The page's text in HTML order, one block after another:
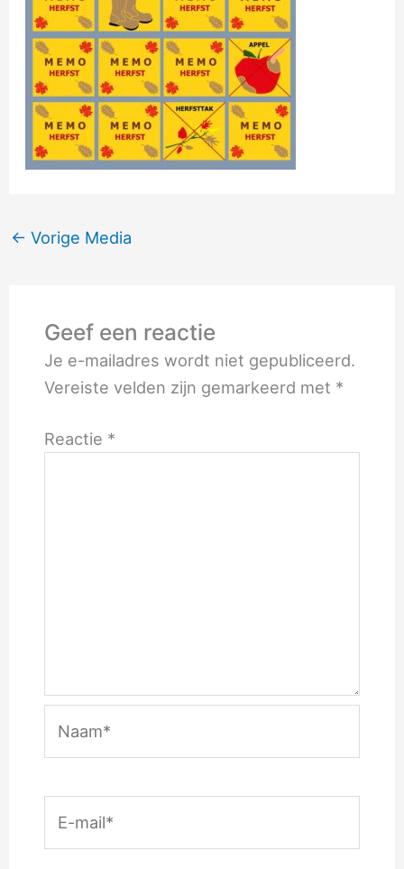
← Vorige Media
Geef een reactie
Je e-mailadres wordt niet gepubliceerd.
Vereiste velden zijn gemarkeerd met *
Reactie *